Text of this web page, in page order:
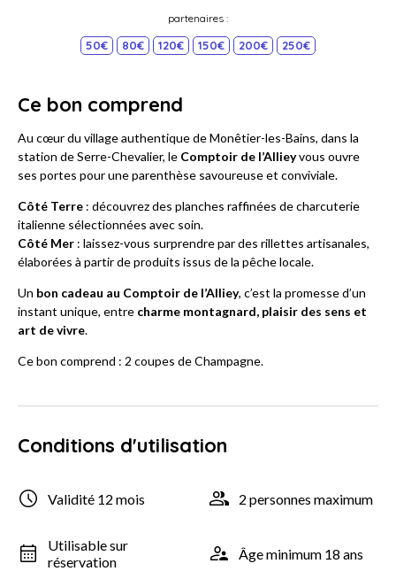
partenaires :
50€ 80€ 120€ 150€ 200€ 250€
Ce bon comprend
Au cœur du village authentique de Monêtier-les-Bains, dans la
station de Serre-Chevalier, le Comptoir de l’Allieyvous ouvre
ses portes pour une parenthèse savoureuse et conviviale.
Côté Terre : découvrez des planches raffinées de charcuterie
italienne sélectionnées avec soin.
Côté Mer : laissez-vous surprendre par des rillettes artisanales,
élaborées à partir de produits issus de la pêche locale.
Un bon cadeau au Comptoir de l’Alliey, c’est la promesse d’un
instant unique, entre charme montagnard, plaisir des sens et
art de vivre.
Ce bon comprend : 2 coupes de Champagne.
Conditions d'utilisation
Validité 12 mois 2 personnes maximum
Utilisable sur
réservation
Âge minimum 18 ans